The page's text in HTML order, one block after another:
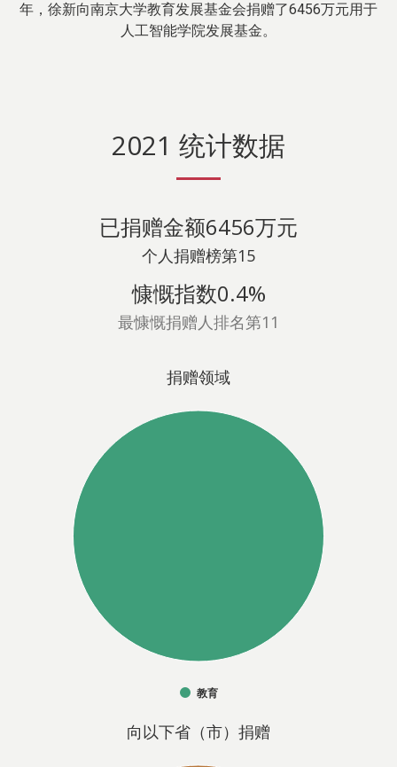
年，徐新向南京大学教育发展基金会捐赠了6456万元用于
人工智能学院发展基金。
2021 统计数据
已捐赠金额6456万元
个人捐赠榜第15
慷慨指数0.4%
最慷慨捐赠人排名第11
捐赠领域
教育
向以下省（市）捐赠